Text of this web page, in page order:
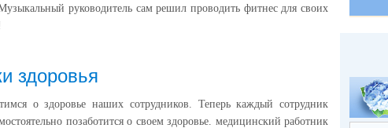
руководитель сам решил проводить фитнес для своих
здоровья
о здоровье наших сотрудников. Теперь каждый сотрудник
позаботится о своем здоровье. медицинский работник